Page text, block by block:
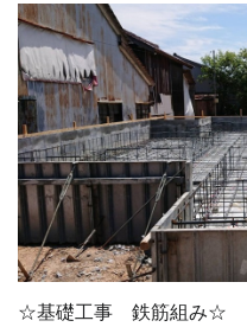
☆基礎工事 鉄筋組み☆